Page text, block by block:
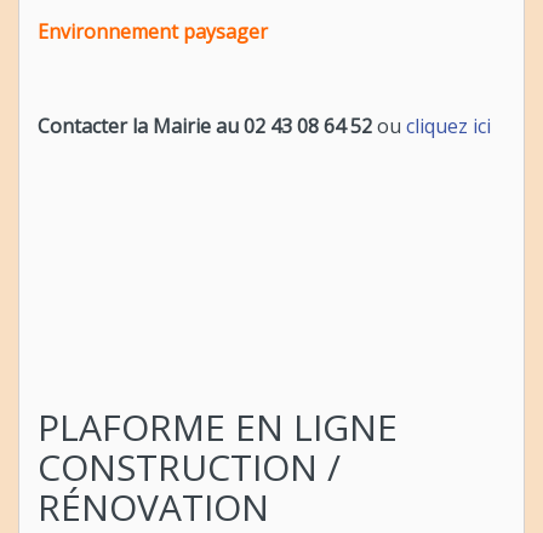
Environnement paysager
Contacter la Mairie au 02 43 08 64 52ou cliquez ici
PLAFORME EN LIGNE
CONSTRUCTION /
RÉNOVATION